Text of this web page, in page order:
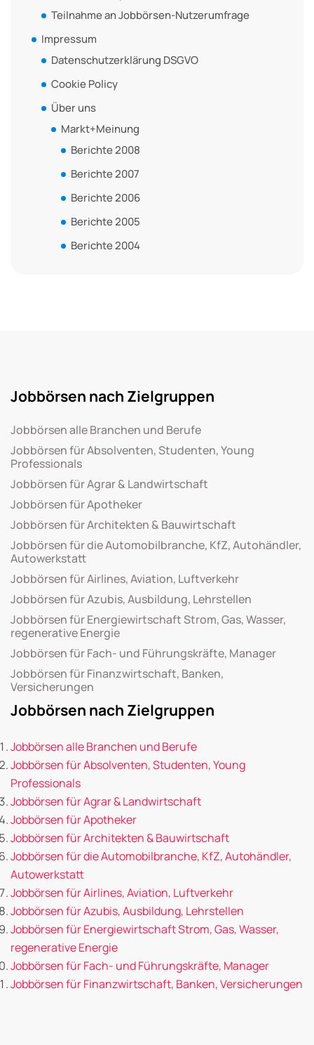
Teilnahme an Jobbörsen-Nutzerumfrage
Impressum
Datenschutzerklärung DSGVO
Cookie Policy
Über uns
Markt+Meinung
Berichte 2008
Berichte 2007
Berichte 2006
Berichte 2005
Berichte 2004
Jobbörsen nach Zielgruppen
Jobbörsen alle Branchen und Berufe
Jobbörsen für Absolventen, Studenten, Young
Professionals
Jobbörsen für Agrar & Landwirtschaft
Jobbörsen für Apotheker
Jobbörsen für Architekten & Bauwirtschaft
Jobbörsen für die Automobilbranche, KfZ, Autohändler,
Autowerkstatt
Jobbörsen für Airlines, Aviation, Luftverkehr
Jobbörsen für Azubis, Ausbildung, Lehrstellen
Jobbörsen für Energiewirtschaft Strom, Gas, Wasser,
regenerative Energie
Jobbörsen für Fach- und Führungskräfte, Manager
Jobbörsen für Finanzwirtschaft, Banken,
Versicherungen
Jobbörsen nach Zielgruppen
Jobbörsen alle Branchen und Berufe
Jobbörsen für Absolventen, Studenten, Young
Professionals
Jobbörsen für Agrar & Landwirtschaft
Jobbörsen für Apotheker
Jobbörsen für Architekten & Bauwirtschaft
Jobbörsen für die Automobilbranche, KfZ, Autohändler,
Autowerkstatt
Jobbörsen für Airlines, Aviation, Luftverkehr
Jobbörsen für Azubis, Ausbildung, Lehrstellen
Jobbörsen für Energiewirtschaft Strom, Gas, Wasser,
regenerative Energie
Jobbörsen für Fach- und Führungskräfte, Manager
Jobbörsen für Finanzwirtschaft, Banken, Versicherungen